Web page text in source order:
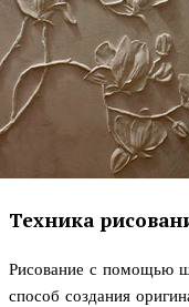
Техника
Рисование с помощью
способ создания